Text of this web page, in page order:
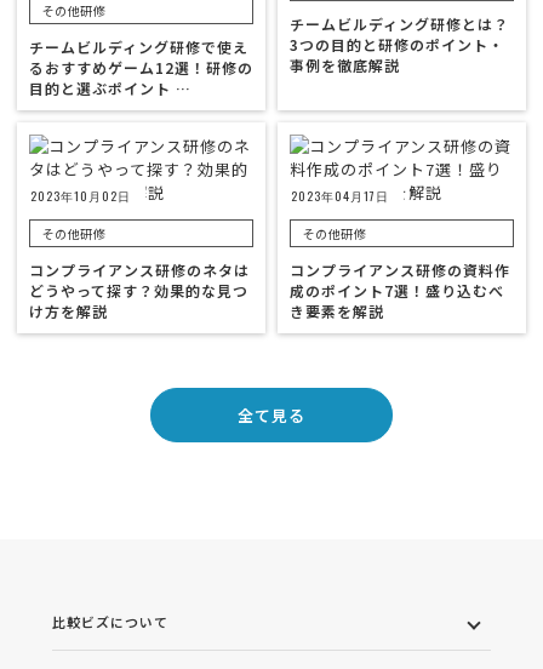
その他研修
チームビルディング研修で使え
るおすすめゲーム12選！研修の
目的と選ぶポイント …
チームビルディング研修とは？
3つの目的と研修のポイント・
事例を徹底解説
2023年10月02日
その他研修
コンプライアンス研修のネタは
どうやって探す？効果的な見つ
け方を解説
2023年04月17日
その他研修
コンプライアンス研修の資料作
成のポイント7選！盛り込むべ
き要素を解説
全て見る
比較ビズについて